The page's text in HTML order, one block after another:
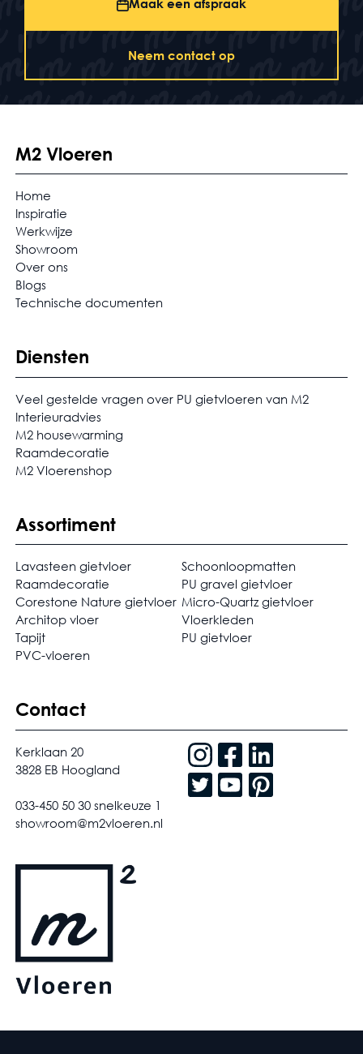
Maak een afspraak
Neem contact op
M2 Vloeren
Home
Inspiratie
Werkwijze
Showroom
Over ons
Blogs
Technische documenten
Diensten
Veel gestelde vragen over PU gietvloeren van M2
Interieuradvies
M2 housewarming
Raamdecoratie
M2 Vloerenshop
Assortiment
Lavasteen gietvloer
Schoonloopmatten
Raamdecoratie
PU gravel gietvloer
Corestone Nature gietvloer Micro-Quartz gietvloer
Architop vloer
Vloerkleden
Tapijt
PU gietvloer
PVC-vloeren
Contact
Kerklaan 20
3828 EB Hoogland
033-450 50 30 snelkeuze 1
showroom@m2vloeren.nl